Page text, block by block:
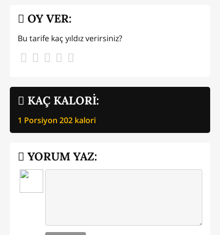
KAÇ KALORİ:
1 Porsiyon 202 kalori
OY VER:
Bu tarife kaç yıldız verirsiniz?
YORUM YAZ: